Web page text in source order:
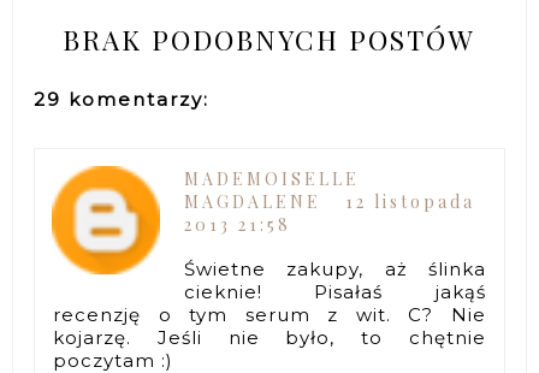
BRAK PODOBNYCH POSTÓW
29 komentarzy:
MADEMOISELLE
MAGDALENE
12 listopada
2013 21:58
Świetne zakupy, aż ślinka
cieknie! Pisałaś jakąś
recenzję o tym serum z wit. C? Nie
kojarzę. Jeśli nie było, to chętnie
poczytam :)